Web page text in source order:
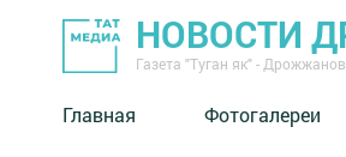
НОВОСТИ
Газета "Туган як" -
Главная Фотогалереи